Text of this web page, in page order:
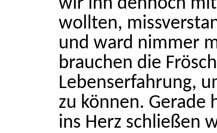
wir ihn dennoch
wollten,
und ward nimmer
brauchen die
Lebenserfahrung,
zu können. Gerade
ins Herz schließen